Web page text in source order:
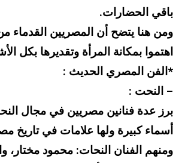
باقي الحضارات.
ومن هنا يتضح أن المصريين القدماء
اهتموا بمكانة المرأة وتقديرها بكل
*الفن المصري الحديث :
– النحت :
برز عدة فنانين مصريين في مجال
أسماء كبيرة ولها علامات في تاريخ
ومنهم الفنان النحات: محمود مختار،